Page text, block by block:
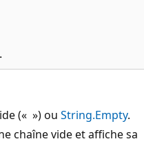
(« ») ou String.Empty.
chaîne vide et affiche sa